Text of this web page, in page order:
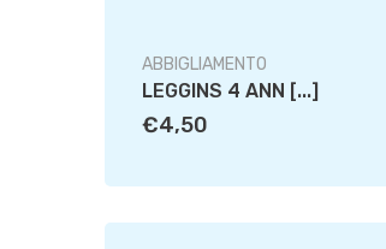
ABBIGLIAMENTO
LEGGINS 4 ANN [...]
€4,50